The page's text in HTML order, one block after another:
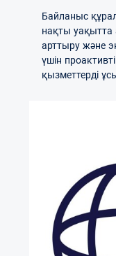
Байланыс
нақты
арттыру және
үшін
қызметтерді